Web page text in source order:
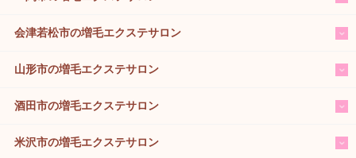
会津若松市の増毛エクステサロン
山形市の増毛エクステサロン
酒田市の増毛エクステサロン
米沢市の増毛エクステサロン